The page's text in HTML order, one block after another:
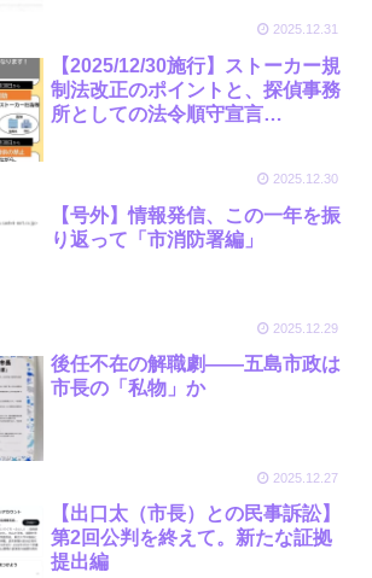
2025.12.31
【2025/12/30施行】ストーカー規
制法改正のポイントと、探偵事務
所としての法令順守宣言
2025.12.30
【号外】情報発信、この一年を振
り返って「市消防署編」
2025.12.29
後任不在の解職劇——五島市政は
市長の「私物」か
2025.12.27
【出口太（市長）との民事訴訟】
第2回公判を終えて。新たな証拠
提出編